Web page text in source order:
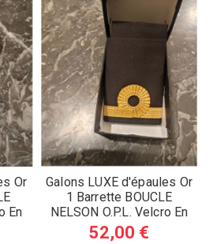
Or
En
Galons LUXE d'épaules Or
1 Barrette BOUCLE
NELSON O.P.L. Velcro En
Boite de...
52,00 €